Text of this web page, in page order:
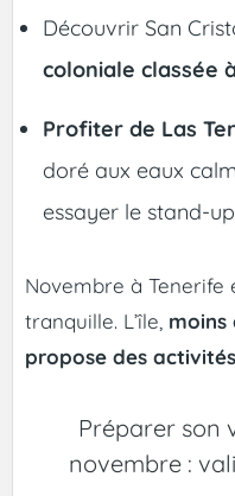
Découvrir San
coloniale classée à
Profiter de Las
doré aux eaux
essayer le stand-
Novembre à
tranquille. L’île, moins
propose des
Préparer son
novembre :